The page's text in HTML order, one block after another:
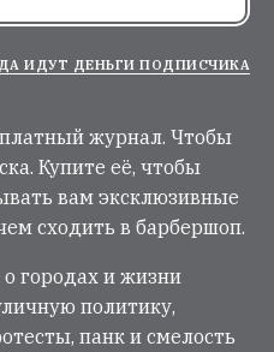
ИДУТ ДЕНЬГИ ПОДПИСЧИКА
журнал. Чтобы
Купите её, чтобы
вам эксклюзивные
сходить в барбершоп.
городах и жизни
политику,
панк и смелость